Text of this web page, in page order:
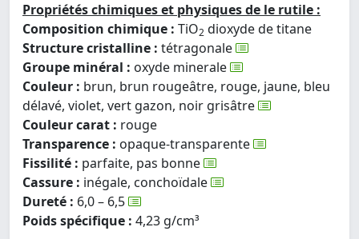
Propriétés chimiques et physiques de le rutile :
Composition chimique : TiO2 dioxyde de titane
Structure cristalline : tétragonale
Groupe minéral : oxyde minerale
Couleur : brun, brun rougeâtre, rouge, jaune, bleu
délavé, violet, vert gazon, noir grisâtre
Couleur carat : rouge
Transparence : opaque-transparente
Fissilité : parfaite, pas bonne
Cassure : inégale, conchoïdale
Dureté : 6,0 – 6,5
Poids spécifique : 4,23 g/cm³